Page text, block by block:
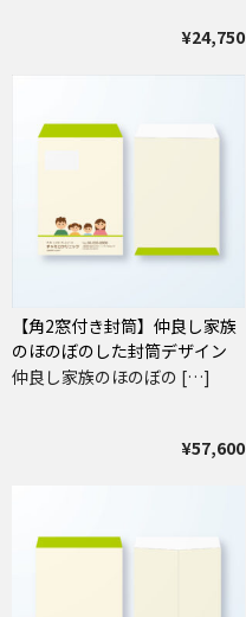
¥24,750
【角2窓付き封筒】仲良し家族
のほのぼのした封筒デザイン
仲良し家族のほのぼの […]
¥57,600